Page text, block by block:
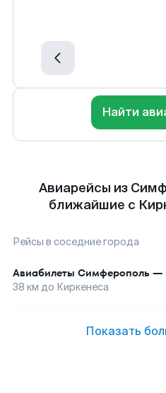
Найти
Авиарейсы из
ближайшие с
Рейсы в соседние города
Авиабилеты Симферополь —
38 км до Киркенеса
Показать